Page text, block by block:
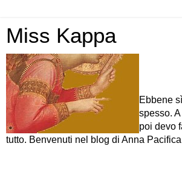
Miss Kappa
Ebbene
spesso.
poi devo
tutto. Benvenuti nel blog di Anna